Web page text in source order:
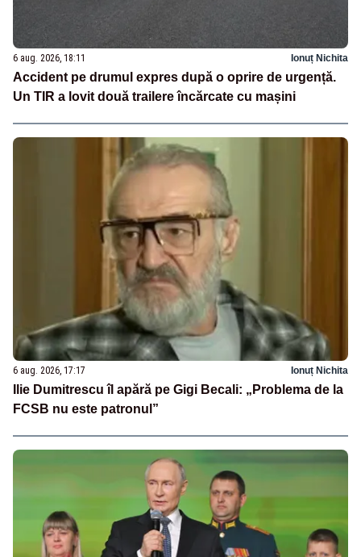
6 aug. 2026, 18:11 Ionuț Nichita
Accident pe drumul expres după o oprire de urgență.
Un TIR a lovit două trailere încărcate cu mașini
6 aug. 2026, 17:17 Ionuț Nichita
Ilie Dumitrescu îl apără pe Gigi Becali: „Problema de la
FCSB nu este patronul”